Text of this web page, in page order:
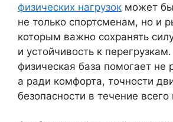
физических нагрузок может
не только спортсменам, но и
которым важно сохранять
и устойчивость к
физическая база помогает не
а ради комфорта, точности
безопасности в течение